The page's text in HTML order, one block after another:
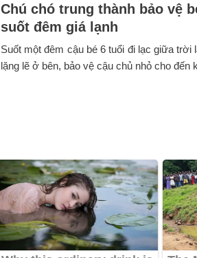
Chú chó trung thành bảo vệ
suốt đêm giá lạnh
Suốt một đêm cậu bé 6 tuổi đi lạc giữa trời
lặng lẽ ở bên, bảo vệ cậu chủ nhỏ cho đến